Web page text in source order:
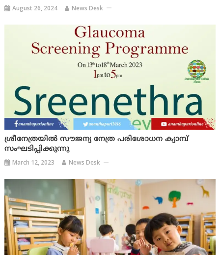
August 26, 2024 News Desk
ശ്രീനേത്രയിൽ സൗജന്യ നേത്ര പരിശോധന ക്യാമ്പ്
സംഘടിപ്പിക്കുന്നു
March 12, 2023 News Desk